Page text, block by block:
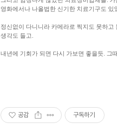
영화에서나 나올법한 신기한 치료기구도 있
정신없이 다니니라 카메라로 찍지도 못하
생각도 들고.
내년에 기회가 되면 다시 가보면 좋을듯. 그
공감 구독하기